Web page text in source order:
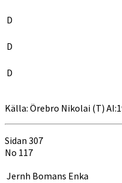
D
D
D
Källa: Örebro Nikolai (T)
Sidan 307
No 117
Jernh Bomans Enka